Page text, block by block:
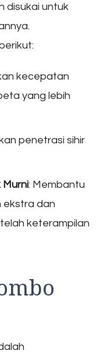
disukai untuk
kecepatan
yang lebih
penetrasi sihir
: Membantu
ekstra dan
keterampilan